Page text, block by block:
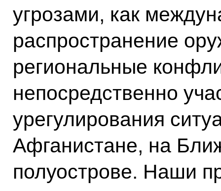
угрозами, как
распространение
региональные
непосредственно
урегулирования
Афганистане, на
полуострове. Наши